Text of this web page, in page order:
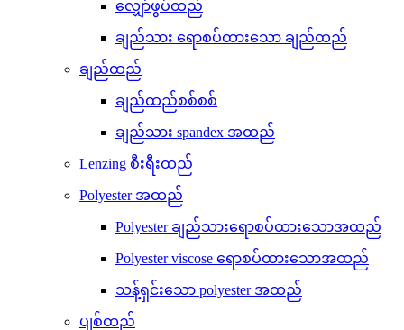
လျှော်ဖွပ်ထည်
ချည်သား ရောစပ်ထားသော ချည်ထည်
ချည်ထည်
ချည်ထည်စစ်စစ်
ချည်သား spandex အထည်
Lenzing စီးရီးထည်
Polyester အထည်
Polyester ချည်သားရောစပ်ထားသောအထည်
Polyester viscose ရောစပ်ထားသောအထည်
သန့်ရှင်းသော polyester အထည်
ပျစ်ထည်